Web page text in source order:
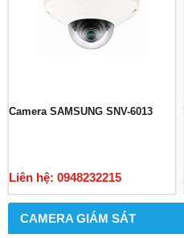
CAMERA GIÁM SÁT
Camera SAMSUNG SNV-6013
Liên hệ: 0948232215